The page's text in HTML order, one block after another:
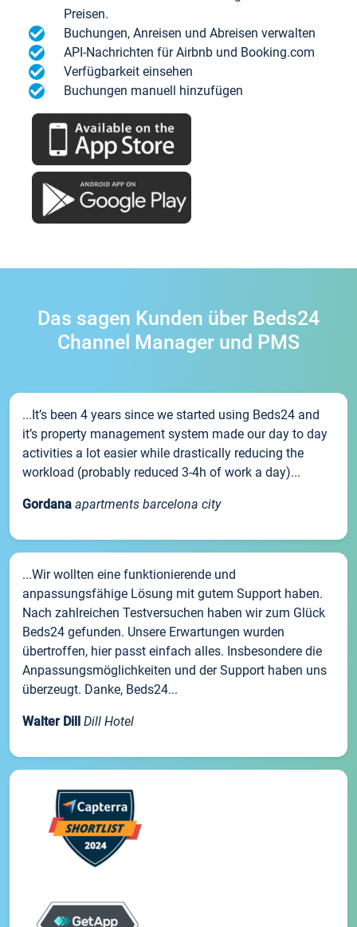
Preisen.
Buchungen, Anreisen und Abreisen verwalten
API-Nachrichten für Airbnb und Booking.com
Verfügbarkeit einsehen
Buchungen manuell hinzufügen
Das sagen Kunden über Beds24
Channel Manager und PMS
...It’s been 4 years since we started using Beds24 and
it’s property management system made our day to day
activities a lot easier while drastically reducing the
workload (probably reduced 3-4h of work a day)...
Gordana apartments barcelona city
...Wir wollten eine funktionierende und
anpassungsfähige Lösung mit gutem Support haben.
Nach zahlreichen Testversuchen haben wir zum Glück
Beds24 gefunden. Unsere Erwartungen wurden
übertroffen, hier passt einfach alles. Insbesondere die
Anpassungsmöglichkeiten und der Support haben uns
überzeugt. Danke, Beds24...
Walter Dill Dill Hotel